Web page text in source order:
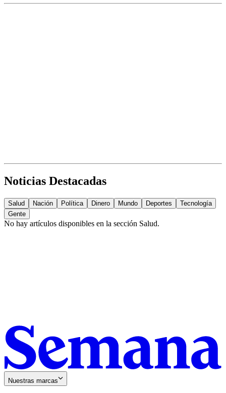
Noticias Destacadas
Salud Nación Política Dinero Mundo Deportes
Tecnología
Gente
No hay artículos disponibles en la sección Salud.
Nuestras marcas